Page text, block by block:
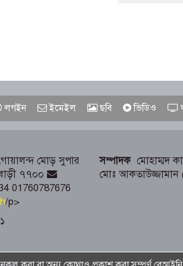
লগইন ইমেইল ছবি ভিডিও
মোড় সুপার
৭৭০০
01760787676
/p>
সম্পাদক মোহাম্মদ
মোঃ